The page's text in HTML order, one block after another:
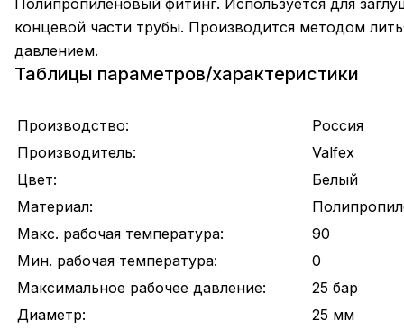
Полипропиленовый фитинг. Используется для
концевой части трубы. Производится методом
давлением.
Таблицы параметров/характеристики
Производство:
Россия
Производитель:
Valfex
Цвет:
Белый
Материал:
Макс. рабочая температура:
90
Мин. рабочая температура:
0
Максимальное рабочее давление:
25 бар
Диаметр:
25 мм